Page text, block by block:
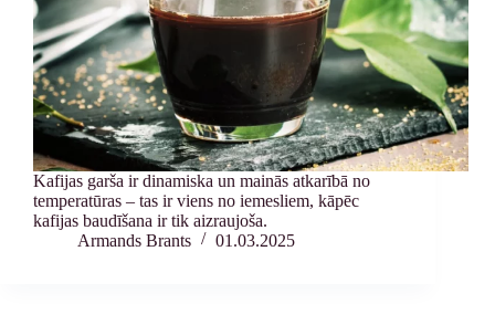
Kafijas garša ir dinamiska un mainās atkarībā no
temperatūras – tas ir viens no iemesliem, kāpēc
kafijas baudīšana ir tik aizraujoša.
Armands Brants
01.03.2025